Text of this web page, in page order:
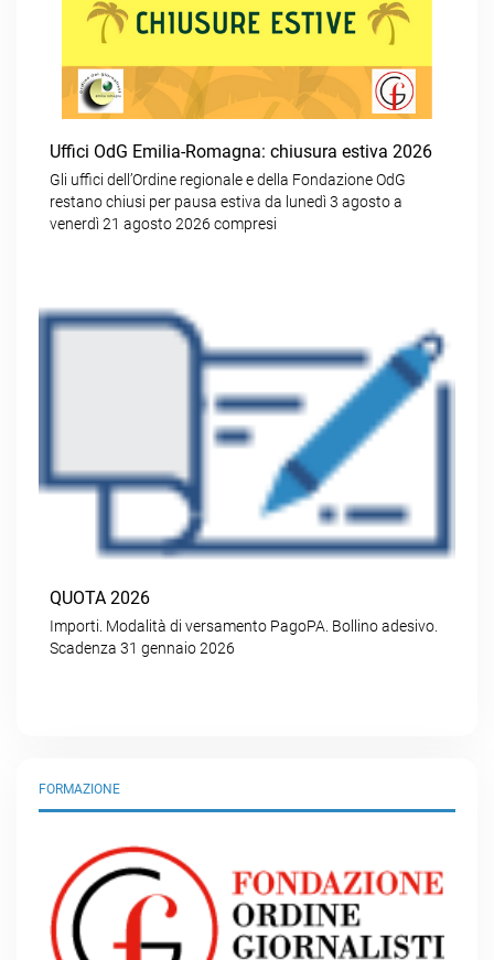
Uffici OdG Emilia-Romagna: chiusura estiva 2026
Gli uffici dell’Ordine regionale e della Fondazione OdG
restano chiusi per pausa estiva da lunedì 3 agosto a
venerdì 21 agosto 2026 compresi
QUOTA 2026
Importi. Modalità di versamento PagoPA. Bollino adesivo.
Scadenza 31 gennaio 2026
FORMAZIONE